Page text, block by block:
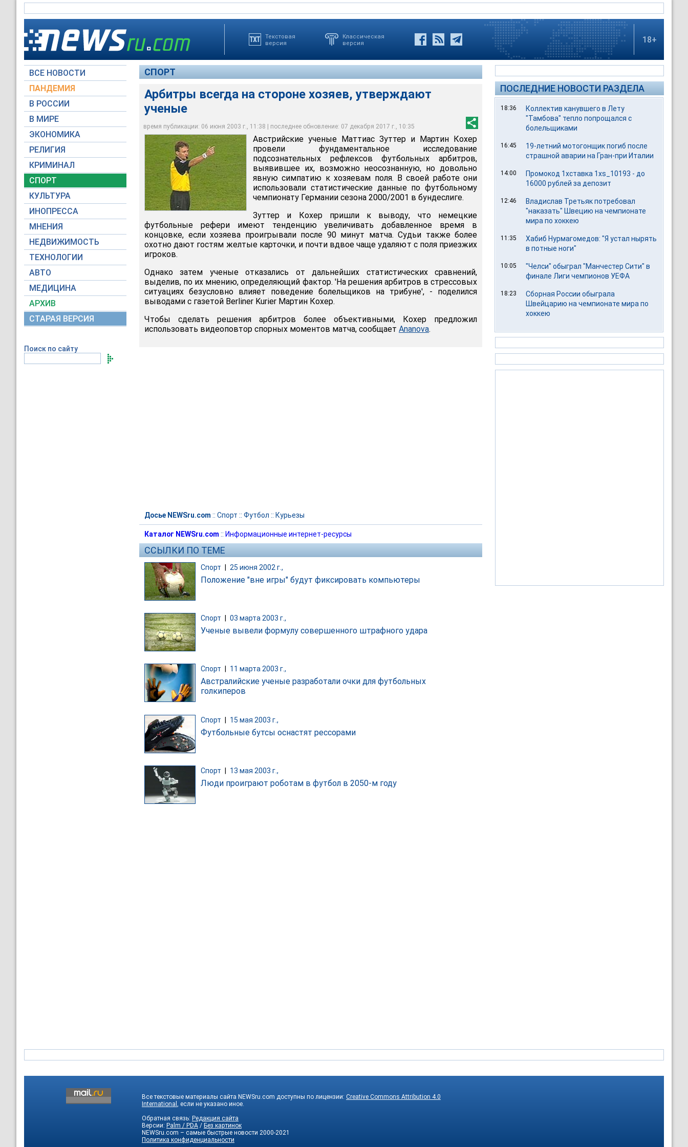
Текстовая
версия
Классическая
версия
18+
ВСЕ НОВОСТИ
ПАНДЕМИЯ
В РОССИИ
В МИРЕ
ЭКОНОМИКА
РЕЛИГИЯ
КРИМИНАЛ
СПОРТ
КУЛЬТУРА
ИНОПРЕССА
МНЕНИЯ
НЕДВИЖИМОСТЬ
ТЕХНОЛОГИИ
АВТО
МЕДИЦИНА
АРХИВ
СТАРАЯ ВЕРСИЯ
Поиск по сайту
СПОРТ
Арбитры всегда на стороне хозяев, утверждают
ученые
время публикации: 06 июня 2003 г., 11:38 | последнее обновление: 07 декабря 2017 г., 10:35
Арбитры всегда на стороне хозяев, утверждают ученые
Архив NEWSru.com
Австрийские ученые Маттиас Зуттер и Мартин Кохер
провели фундаментальное исследование
подсознательных рефлексов футбольных арбитров,
выявившее их, возможно неосознанную, но довольно
явную симпатию к хозяевам поля. В своей работе они
использовали статистические данные по футбольному
чемпионату Германии сезона 2000/2001 в бундеслиге.
Зуттер и Кохер пришли к выводу, что немецкие
футбольные рефери имеют тенденцию увеличивать добавленное время в
концовке, если хозяева проигрывали после 90 минут матча. Судьи также более
охотно дают гостям желтые карточки, и почти вдвое чаще удаляют с поля приезжих
игроков.
Однако затем ученые отказались от дальнейших статистических сравнений,
выделив, по их мнению, определяющий фактор. 'На решения арбитров в стрессовых
ситуациях безусловно влияет поведение болельщиков на трибуне', - поделился
выводами с газетой Berliner Kurier Мартин Кохер.
Чтобы сделать решения арбитров более объективными, Кохер предложил
использовать видеоповтор спорных моментов матча, сообщает Ananova.
Досье NEWSru.com :: Спорт :: Футбол :: Курьезы
Каталог NEWSru.com :: Информационные интернет-ресурсы
ССЫЛКИ ПО ТЕМЕ
Спорт 25 июня 2002 г.,
Положение "вне игры" будут фиксировать компьютеры
Спорт 03 марта 2003 г.,
Ученые вывели формулу совершенного штрафного удара
Спорт 11 марта 2003 г.,
Австралийские ученые разработали очки для футбольных
голкиперов
Спорт 15 мая 2003 г.,
Футбольные бутсы оснастят рессорами
Спорт 13 мая 2003 г.,
Люди проиграют роботам в футбол в 2050-м году
ПОСЛЕДНИЕ НОВОСТИ РАЗДЕЛА
18:36
Коллектив канувшего в Лету
"Тамбова" тепло попрощался с
болельщиками
16:45
19-летний мотогонщик погиб после
страшной аварии на Гран-при Италии
14:00
Промокод 1хставка 1xs_10193 - до
16000 рублей за депозит
12:46
Владислав Третьяк потребовал
"наказать" Швецию на чемпионате
мира по хоккею
11:35
Хабиб Нурмагомедов: "Я устал нырять
в потные ноги"
10:05
"Челси" обыграл "Манчестер Сити" в
финале Лиги чемпионов УЕФА
18:23
Сборная России обыграла
Швейцарию на чемпионате мира по
хоккею
Все текстовые материалы сайта NEWSru.com доступны по лицензии: Creative Commons Attribution 4.0
International , если не указано иное.
Обратная связь: Редакция сайта
Версии: Palm / PDA / Без картинок
NEWSru.com – самые быстрые новости 2000-2021
Политика конфиденциальности